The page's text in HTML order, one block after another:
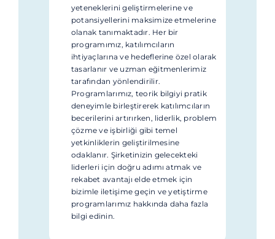
yeteneklerini geliştirmelerine ve
potansiyellerini maksimize etmelerine
olanak tanımaktadır. Her bir
programımız, katılımcıların
ihtiyaçlarına ve hedeflerine özel olarak
tasarlanır ve uzman eğitmenlerimiz
tarafından yönlendirilir.
Programlarımız, teorik bilgiyi pratik
deneyimle birleştirerek katılımcıların
becerilerini artırırken, liderlik, problem
çözme ve işbirliği gibi temel
yetkinliklerin geliştirilmesine
odaklanır. Şirketinizin gelecekteki
liderleri için doğru adımı atmak ve
rekabet avantajı elde etmek için
bizimle iletişime geçin ve yetiştirme
programlarımız hakkında daha fazla
bilgi edinin.